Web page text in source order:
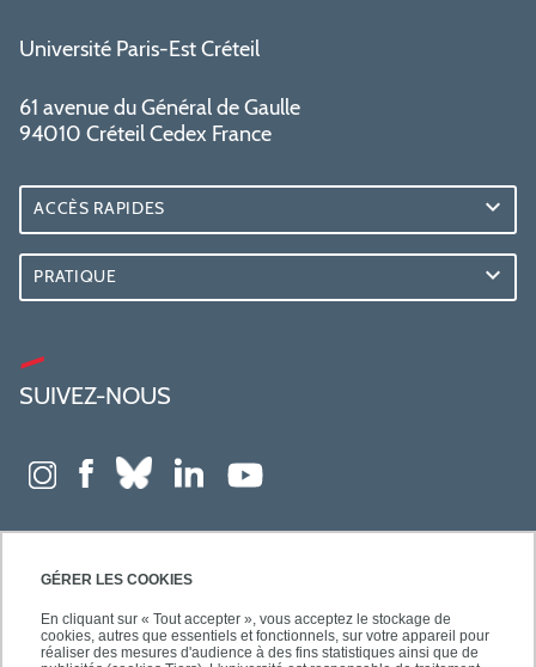
GÉRER LES COOKIES
En cliquant sur « Tout accepter », vous acceptez le stockage de
cookies, autres que essentiels et fonctionnels, sur votre appareil pour
réaliser des mesures d'audience à des fins statistiques ainsi que de
Université Paris-Est Créteil
61 avenue du Général de Gaulle
94010 Créteil Cedex France
ACCÈS RAPIDES
PRATIQUE
SUIVEZ-NOUS